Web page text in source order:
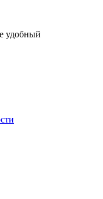
удобный